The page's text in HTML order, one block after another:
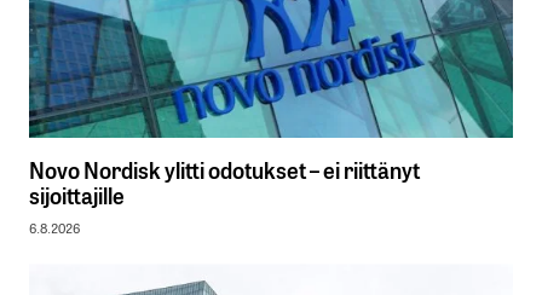
Novo Nordisk ylitti odotukset – ei riittänyt
sijoittajille
6.8.2026